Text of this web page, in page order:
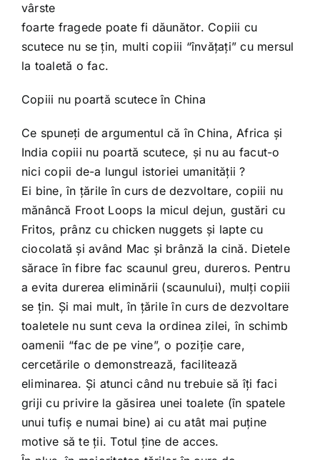
vârste
foarte fragede poate fi dăunător. Copiii cu
scutece nu se ţin, multi copiii “învăţaţi” cu mersul
la toaletă o fac.
Copiii nu poartă scutece în China
Ce spuneţi de argumentul că în China, Africa şi
India copiii nu poartă scutece, şi nu au facut-o
nici copii de-a lungul istoriei umanităţii ?
Ei bine, în ţările în curs de dezvoltare, copiii nu
mănâncă Froot Loops la micul dejun, gustări cu
Fritos, prânz cu chicken nuggets şi lapte cu
ciocolată şi având Mac şi brânză la cină. Dietele
sărace în fibre fac scaunul greu, dureros. Pentru
a evita durerea eliminării (scaunului), mulţi copiii
se ţin. Şi mai mult, în ţările în curs de dezvoltare
toaletele nu sunt ceva la ordinea zilei, în schimb
oamenii “fac de pe vine”, o poziţie care,
cercetările o demonstrează, facilitează
eliminarea. Şi atunci când nu trebuie să îţi faci
griji cu privire la găsirea unei toalete (în spatele
unui tufiş e numai bine) ai cu atât mai puţine
motive să te ţii. Totul ţine de acces.